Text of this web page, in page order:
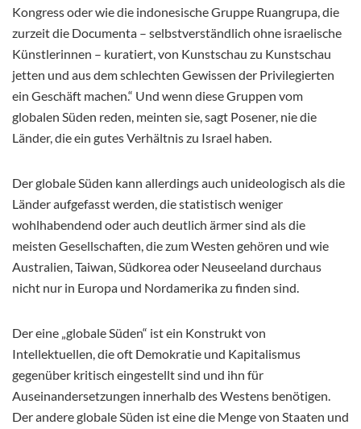
Kongress oder wie die indonesische Gruppe Ruangrupa, die
zurzeit die Documenta – selbstverständlich ohne israelische
Künstlerinnen – kuratiert, von Kunstschau zu Kunstschau
jetten und aus dem schlechten Gewissen der Privilegierten
ein Geschäft machen.“ Und wenn diese Gruppen vom
globalen Süden reden, meinten sie, sagt Posener, nie die
Länder, die ein gutes Verhältnis zu Israel haben.
Der globale Süden kann allerdings auch unideologisch als die
Länder aufgefasst werden, die statistisch weniger
wohlhabendend oder auch deutlich ärmer sind als die
meisten Gesellschaften, die zum Westen gehören und wie
Australien, Taiwan, Südkorea oder Neuseeland durchaus
nicht nur in Europa und Nordamerika zu finden sind.
Der eine „globale Süden“ ist ein Konstrukt von
Intellektuellen, die oft Demokratie und Kapitalismus
gegenüber kritisch eingestellt sind und ihn für
Auseinandersetzungen innerhalb des Westens benötigen.
Der andere globale Süden ist eine die Menge von Staaten und